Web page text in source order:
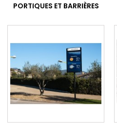
PORTIQUES ET BARRIÈRES